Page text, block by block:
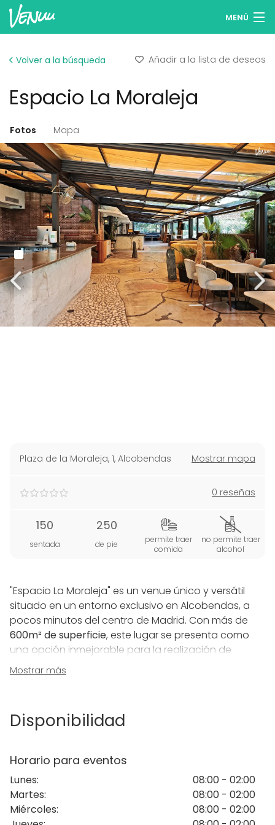
MENÚ
Iniciar sesión
Publicar tu espacio
Volver a la búsqueda Añadir a la lista de deseos
Espacio La Moraleja
Fotos Mapa
Plaza de la Moraleja, 1, Alcobendas Mostrar mapa
0 reseñas
150
sentada
250
de pie
permite traer
comida
no permite traer
alcohol
"Espacio La Moraleja" es un venue único y versátil
situado en un entorno exclusivo en Alcobendas, a
pocos minutos del centro de Madrid. Con más de
600m² de superficie, este lugar se presenta como
una opción inmejorable para la realización de
eventos de cualquier índole.
específicas de cualquier proyecto, desde eventos
El complejo está dividido en
interiores
, cada una de ellas pensada para ofrecer
un ambiente sofisticado y acogedor, con
tecnología avanzada para facilitar la organización
Mostrar más
Disponibilidad
Horario para eventos
Lunes:
08:00 - 02:00
Martes:
08:00 - 02:00
Miércoles:
08:00 - 02:00